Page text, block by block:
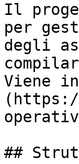
Il
per
degli
Viene
##